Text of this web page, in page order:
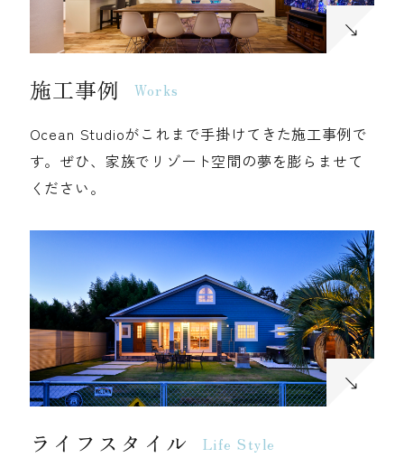
Works
施工事例
Ocean Studioがこれまで手掛けてきた施工事例で
す。ぜひ、家族でリゾート空間の夢を膨らませて
ください。
Life Style
ライフスタイル